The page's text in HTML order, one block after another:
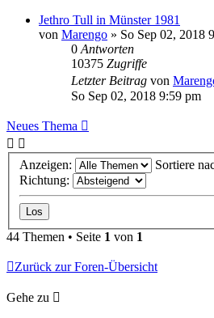
Jethro Tull in Münster 1981
von Marengo » So Sep 02, 2018
0 Antworten
10375 Zugriffe
Letzter Beitrag von
So Sep 02, 2018 9:59 pm
Neues Thema
Anzeigen:
Sortiere
Richtung:
44 Themen • Seite 1 von 1
Zurück zur Foren-Übersicht
Gehe zu